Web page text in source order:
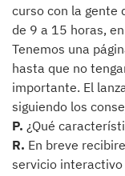
curso con la gente
de 9 a 15 horas,
Tenemos una
hasta que no
importante. El
siguiendo los
P. ¿Qué
R. En breve
servicio interactivo